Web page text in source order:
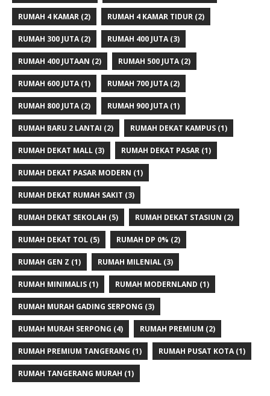
RUMAH 4 KAMAR (2) RUMAH 4 KAMAR TIDUR (2)
RUMAH 300 JUTA(2) RUMAH 400 JUTA(3)
RUMAH 400 JUTAAN (2) RUMAH 500 JUTA(2)
RUMAH 600 JUTA(1) RUMAH 700 JUTA(2)
RUMAH 800 JUTA(2) RUMAH 900 JUTA(1)
RUMAH BARU 2 LANTAI (2) RUMAH DEKAT KAMPUS (1)
RUMAH DEKAT MALL (3) RUMAH DEKAT PASAR (1)
RUMAH DEKAT PASAR MODERN (1)
RUMAH DEKAT RUMAH SAKIT (3)
RUMAH DEKAT SEKOLAH (5) RUMAH DEKAT STASIUN (2)
RUMAH DEKAT TOL (5) RUMAH DP 0% (2)
RUMAH GEN Z (1) RUMAH MILENIAL (3)
RUMAH MINIMALIS (1) RUMAH MODERNLAND (1)
RUMAH MURAH GADING SERPONG (3)
RUMAH MURAH SERPONG (4) RUMAH PREMIUM (2)
RUMAH PREMIUM TANGERANG (1) RUMAH PUSAT KOTA(1)
RUMAH TANGERANG MURAH (1)